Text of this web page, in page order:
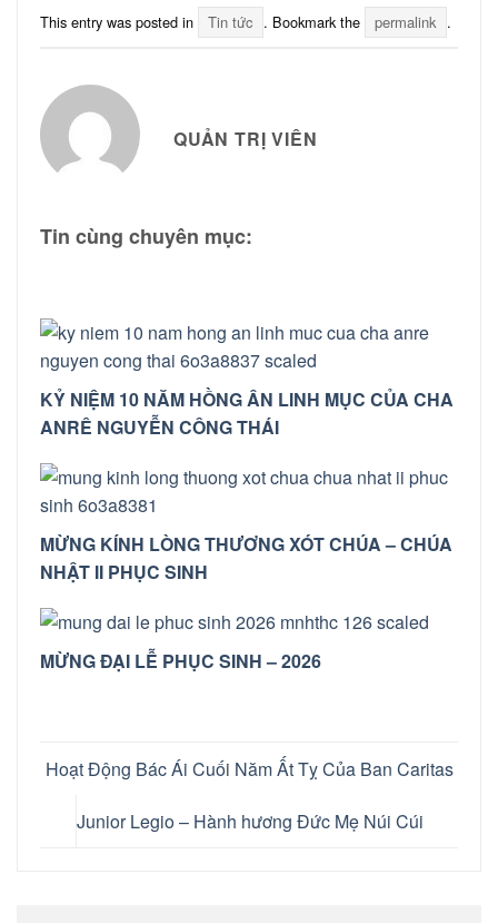
This entry was posted in Tin tức . Bookmark the permalink .
QUẢN TRỊ VIÊN
Tin cùng chuyên mục:
KỶ NIỆM 10 NĂM HỒNG ÂN LINH MỤC CỦA CHA
ANRÊ NGUYỄN CÔNG THÁI
MỪNG KÍNH LÒNG THƯƠNG XÓT CHÚA – CHÚA
NHẬT II PHỤC SINH
MỪNG ĐẠI LỄ PHỤC SINH – 2026
Hoạt Động Bác Ái Cuối Năm Ất Tỵ Của Ban Caritas
Junior Legio – Hành hương Đức Mẹ Núi Cúi